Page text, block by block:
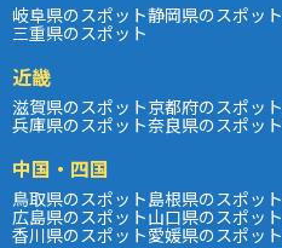
岐阜県のスポット静岡県のスポット
三重県のスポット
近畿
滋賀県のスポット京都府のスポット
兵庫県のスポット奈良県のスポット
中国・四国
鳥取県のスポット島根県のスポット
広島県のスポット山口県のスポット
香川県のスポット愛媛県のスポット